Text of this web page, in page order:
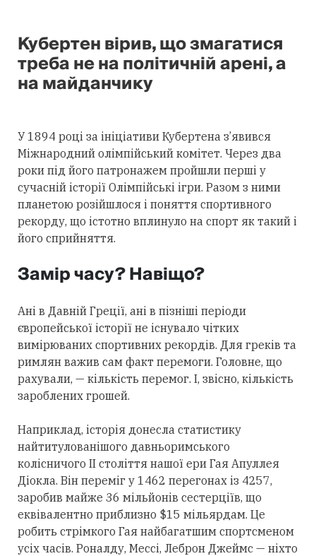
Кубертен вірив, що змагатися
треба не на політичній арені, а
на майданчику
У 1894 році за ініціативи Кубертена з’явився
Міжнародний олімпійський комітет. Через два
роки під його патронажем пройшли перші у
сучасній історії Олімпійські ігри. Разом з ними
планетою розійшлося і поняття спортивного
рекорду, що істотно вплинуло на спорт як такий і
його сприйняття.
Замір часу? Навіщо?
Ані в Давній Греції, ані в пізніші періоди
європейської історії не існувало чітких
вимірюваних спортивних рекордів. Для греків та
римлян важив сам факт перемоги. Головне, що
рахували, — кількість перемог. І, звісно, кількість
зароблених грошей.
Наприклад, історія донесла статистику
найтитулованішого давньоримського
колісничого II століття нашої ери Гая Апуллея
Діокла. Він переміг у 1462 перегонах із 4257,
заробив майже 36 мільйонів сестерціїв, що
еквівалентно приблизно $15 мільярдам. Це
робить стрімкого Гая найбагатшим спортсменом
усіх часів. Роналду, Мессі, Леброн Джеймс — ніхто